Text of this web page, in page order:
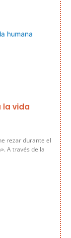
la vida
rezar durante el
A través de la